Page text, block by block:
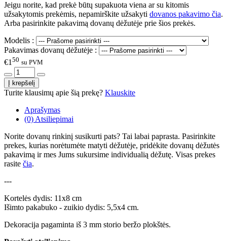
Jeigu norite, kad prekė būtų supakuota viena ar su kitomis
užsakytomis prekėmis, nepamirškite užsakyti dovanos pakavimo čia.
Arba pasirinkite pakavimą dovanų dėžutėje prie šios prekės.
Modelis :
Pakavimas dovanų dėžutėje :
€1 50 su PVM
Turite klausimų apie šią prekę? Klauskite
Aprašymas
(0) Atsiliepimai
Norite dovanų rinkinį susikurti pats? Tai labai paprasta. Pasirinkite
prekes, kurias norėtumėte matyti dėžutėje, pridėkite dovanų dėžutės
pakavimą ir mes Jums sukursime individualią dėžutę. Visas prekes
rasite čia.
---
Kortelės dydis: 11x8 cm
Išimto pakabuko - zuikio dydis: 5,5x4 cm.
Dekoracija pagaminta iš 3 mm storio beržo plokštės.